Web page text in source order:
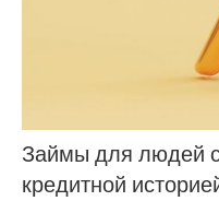
Займы для людей
кредитной